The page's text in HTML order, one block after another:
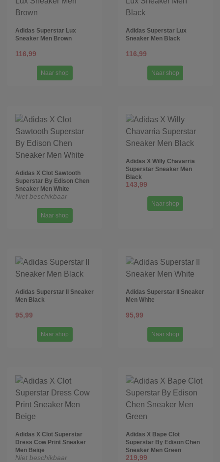
Adidas Superstar Lux
Sneaker Men Brown
116,99
Naar shop
Adidas Superstar Lux
Sneaker Men Black
116,99
Naar shop
Adidas X Clot Sawtooth
Superstar By Edison Chen
Sneaker Men White
Niet beschikbaar
Naar shop
Adidas X Willy Chavarria
Superstar Sneaker Men
Black
143,99
Naar shop
Adidas Superstar II Sneaker
Men Black
95,99
Naar shop
Adidas Superstar II Sneaker
Men White
95,99
Naar shop
Adidas X Clot Superstar
Dress Cow Print Sneaker
Men Beige
Niet beschikbaar
Adidas X Bape Clot
Superstar By Edison Chen
Sneaker Men Green
219,99